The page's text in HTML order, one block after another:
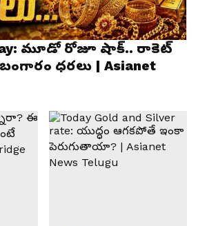
మూడో రోజూ షాక్.. రాకెట్
బంగారం ధరలు | Asianet